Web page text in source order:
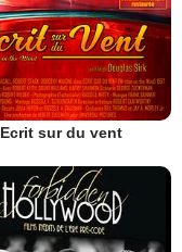
Ecrit sur du vent